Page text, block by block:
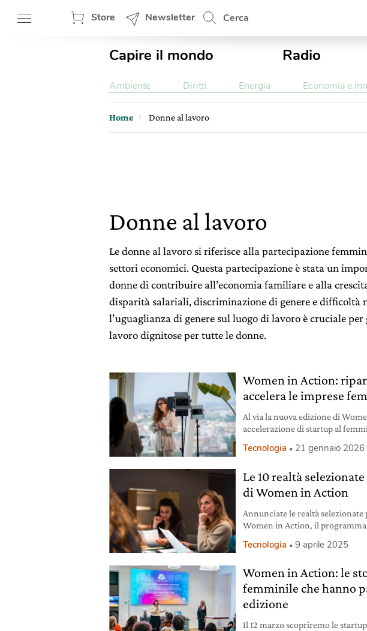
Store Newsletter Cerca
Capire il mondo Radio
Ambiente Diritti Energia Economia e
Home Donne al lavoro
Donne al lavoro
Le donne al lavoro si riferisce alla partecipazione
settori economici. Questa partecipazione è stata un
donne di contribuire all’economia familiare e alla
disparità salariali, discriminazione di genere e
l’uguaglianza di genere sul luogo di lavoro è cruciale
lavoro dignitose per tutte le donne.
Women in Action:
accelera le imprese
Al via la nuova edizione di
accelerazione di startup al
Tecnologia 21 gennaio 2026
Le 10 realtà
di Women in Action
Annunciate le realtà selezionate
Women in Action, il
Tecnologia 9 aprile 2025
Women in Action: le
femminile che hanno
edizione
Il 12 marzo scopriremo le